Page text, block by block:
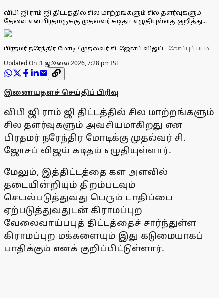
விபி ஜி ராம் ஜி திட்டத்தில் சில மாற்றங்களும் சில தளர்வுகளும்
தேவை என பிரதமருக்கு முதல்வர் கடிதம் எழுதியுள்ளது குறித்து...
பிரதமர் நரேந்திர மோடி / முதல்வர் சி. ஜோசப் விஜய் - கோப்புப் படம்
Updated On :1 ஜூலை 2026, 7:28 pm IST
இணையதளச் செய்திப் பிரிவு
விபி ஜி ராம் ஜி திட்டத்தில் சில மாற்றங்களும்
சில தளர்வுகளும் அவசியமாகிறது என
பிரதமர் நரேந்திர மோடிக்கு முதல்வர் சி.
ஜோசப் விஜய் கடிதம் எழுதியுள்ளார்.
மேலும், இத்திட்டத்தை கள அளவில்
தடையின்றியும் திறம்படவும்
செயல்படுத்துவது பெரும் பாதிப்பை
ஏற்படுத்துவதுடன் கிராமப்புற
வேலைவாய்ப்புத் திட்டத்தைச் சார்ந்துள்ள
கிராமப்புற மக்களையும் இது கடுமையாகப்
பாதிக்கும் எனக் குறிப்பிட்டுள்ளார்.